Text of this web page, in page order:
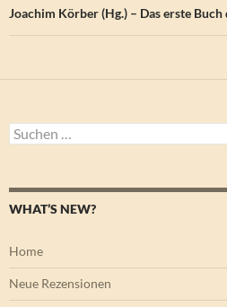
Joachim Körber (Hg.) – Das erste
Suchen
nach:
WHAT’S NEW?
Home
Neue Rezensionen